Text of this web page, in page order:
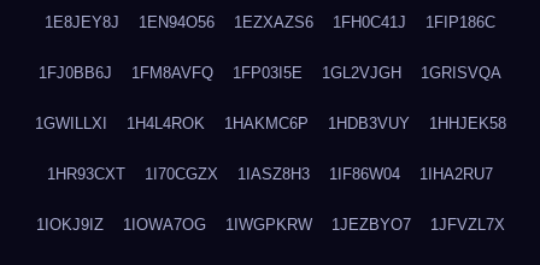
1E8JEY8J 1EN94O56 1EZXAZS6 1FH0C41J 1FIP186C
1FJ0BB6J 1FM8AVFQ 1FP03I5E 1GL2VJGH 1GRISVQA
1GWILLXI 1H4L4ROK 1HAKMC6P 1HDB3VUY 1HHJEK58
1HR93CXT 1I70CGZX 1IASZ8H3 1IF86W04 1IHA2RU7
1IOKJ9IZ 1IOWA7OG 1IWGPKRW 1JEZBYO7 1JFVZL7X